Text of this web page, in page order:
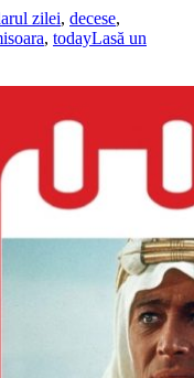
zilei, decese,
, todayLasă un